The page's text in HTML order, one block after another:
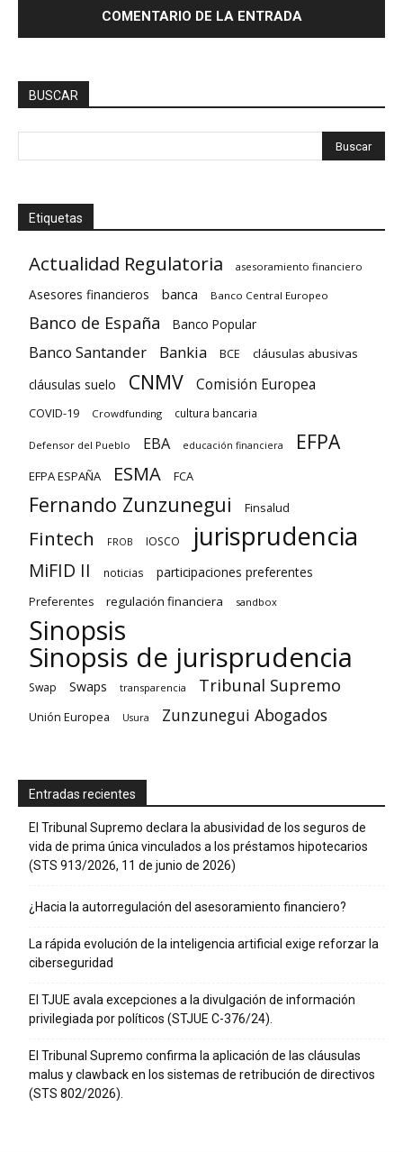
BUSCAR
Etiquetas
Actualidad Regulatoria asesoramiento financiero
Asesores financieros banca Banco Central Europeo
Banco de España Banco Popular
Banco Santander Bankia BCE cláusulas abusivas
cláusulas suelo CNMV Comisión Europea
COVID-19 Crowdfunding cultura bancaria
Defensor del Pueblo EBA educación financiera EFPA
EFPA ESPAÑA ESMA FCA
Fernando Zunzunegui Finsalud
Fintech FROB IOSCO jurisprudencia
MiFID II noticias participaciones preferentes
Preferentes regulación financiera sandbox
Sinopsis
Sinopsis de jurisprudencia
Swap Swaps transparencia Tribunal Supremo
Unión Europea Usura Zunzunegui Abogados
Entradas recientes
El Tribunal Supremo declara la abusividad de los seguros de
vida de prima única vinculados a los préstamos hipotecarios
(STS 913/2026, 11 de junio de 2026)
¿Hacia la autorregulación del asesoramiento financiero?
La rápida evolución de la inteligencia artificial exige reforzar la
ciberseguridad
El TJUE avala excepciones a la divulgación de información
privilegiada por políticos (STJUE C-376/24).
El Tribunal Supremo confirma la aplicación de las cláusulas
malus y clawback en los sistemas de retribución de directivos
(STS 802/2026).